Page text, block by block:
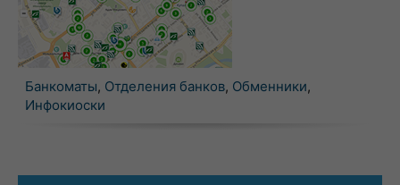
Банкоматы, Отделения банков, Обменники,
Инфокиоски